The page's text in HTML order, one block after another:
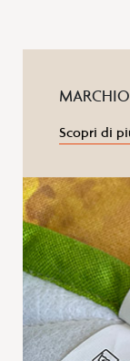
MARCHIO
Scopri di